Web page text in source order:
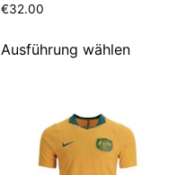
€32.00
Ausführung wählen